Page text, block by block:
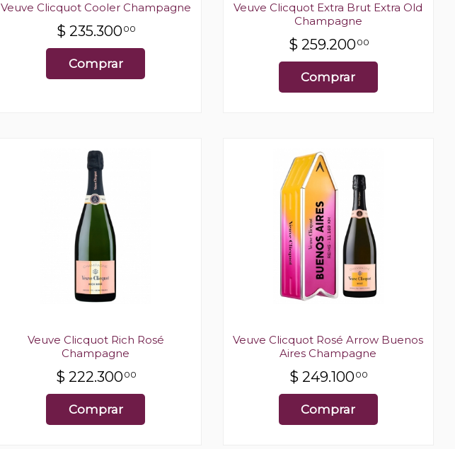
Veuve Clicquot Cooler Champagne
$ 235.30000
Comprar
Veuve Clicquot Extra Brut Extra Old
Champagne
$ 259.20000
Comprar
Veuve Clicquot Rich Rosé
Champagne
$ 222.30000
Comprar
Veuve Clicquot Rosé Arrow Buenos
Aires Champagne
$ 249.10000
Comprar